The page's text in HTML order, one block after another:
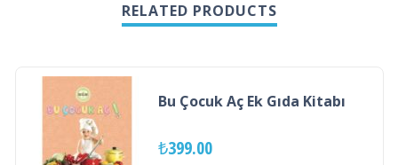
RELATED PRODUCTS
Bu Çocuk Aç Ek Gıda Kitabı
₺399.00